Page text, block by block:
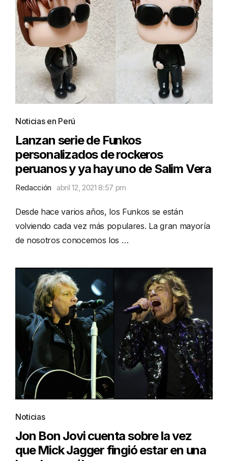
Noticias en Perú
Lanzan serie de Funkos
personalizados de rockeros
peruanos y ya hay uno de Salim Vera
Redacción abril 12, 2021 8:57 pm
Desde hace varios años, los Funkos se están
volviendo cada vez más populares. La gran mayoría
de nosotros conocemos los …
Noticias
Jon Bon Jovi cuenta sobre la vez
que Mick Jagger fingió estar en una